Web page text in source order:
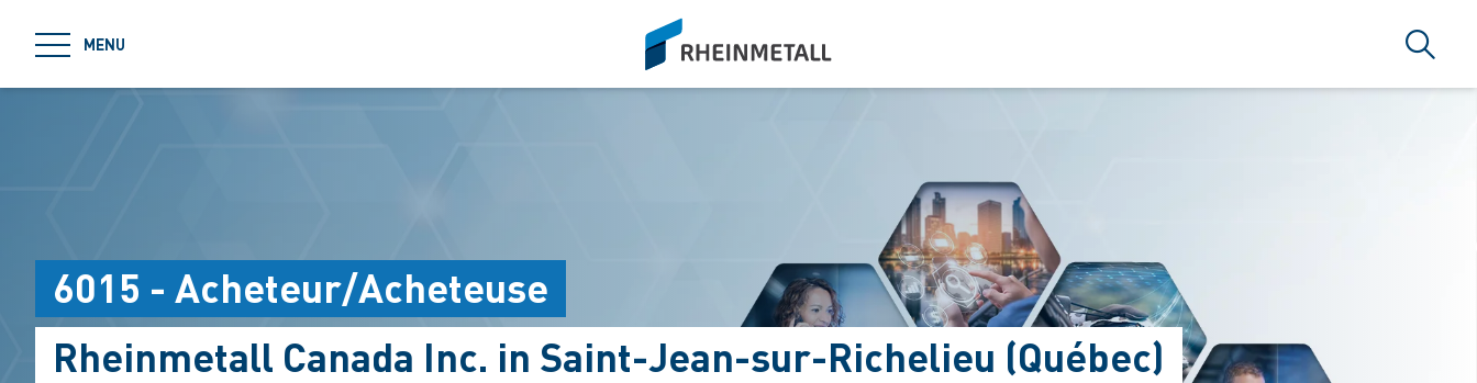
MENU
siteLogo
Search
6015 - Acheteur/Acheteuse
Rheinmetall Canada Inc. in Saint-Jean-sur-Richelieu (Québec)